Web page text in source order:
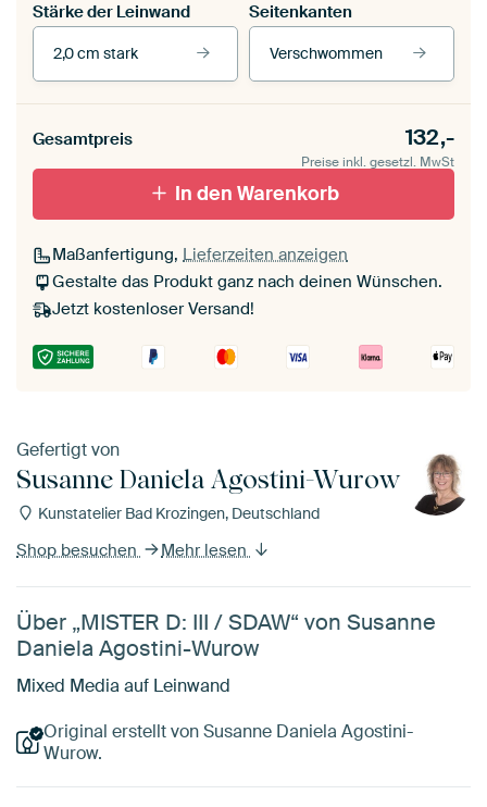
Stärke der Leinwand
2,0 cm stark
Seitenkanten
Verschwommen
Mit Schattenfugenrahmen,
schwarz
Mit Schattenfugenrahmen,
weiß
Leinwand für
Seitenkanten
Gesamtpreis 132,-
Preise inkl. gesetzl. MwSt
In den Warenkorb
Maßanfertigung, Lieferzeiten anzeigen
Gestalte das Produkt ganz nach deinen Wünschen.
Jetzt kostenloser Versand!
Gefertigt von
Susanne Daniela Agostini-Wurow
Kunstatelier Bad Krozingen, Deutschland
Shop besuchen Mehr lesen
Über „MISTER D: III / SDAW“ von Susanne
Daniela Agostini-Wurow
Mixed Media auf Leinwand
Original erstellt von Susanne Daniela Agostini-
Wurow.